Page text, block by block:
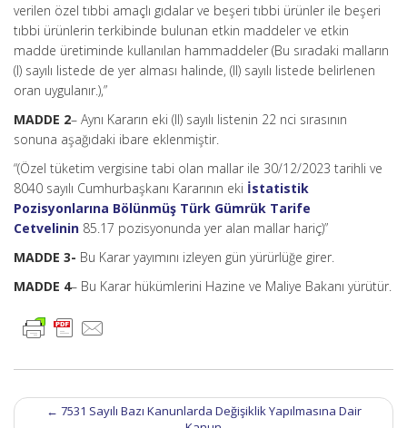
verilen özel tıbbi amaçlı gıdalar ve beşeri tıbbi ürünler ile beşeri
tıbbi ürünlerin terkibinde bulunan etkin maddeler ve etkin
madde üretiminde kullanılan hammaddeler (Bu sıradaki malların
(I) sayılı listede de yer alması halinde, (II) sayılı listede belirlenen
oran uygulanır.),”
MADDE 2– Aynı Kararın eki (II) sayılı listenin 22 nci sırasının
sonuna aşağıdaki ibare eklenmiştir.
“(Özel tüketim vergisine tabi olan mallar ile 30/12/2023 tarihli ve
8040 sayılı Cumhurbaşkanı Kararının eki İstatistik
Pozisyonlarına Bölünmüş Türk Gümrük Tarife
Cetvelinin 85.17 pozisyonunda yer alan mallar hariç)”
MADDE 3- Bu Karar yayımını izleyen gün yürürlüğe girer.
MADDE 4– Bu Karar hükümlerini Hazine ve Maliye Bakanı yürütür.
Post
navigation
← 7531 Sayılı Bazı Kanunlarda Değişiklik Yapılmasına Dair